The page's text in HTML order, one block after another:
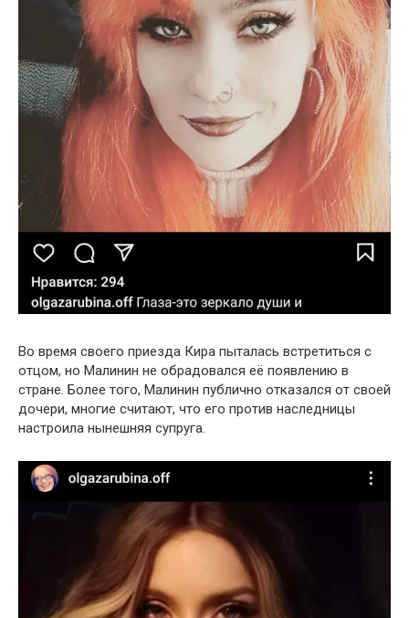
Во время своего приезда Кира пыталась встретиться с
отцом, но Малинин не обрадовался её появлению в
стране. Более того, Малинин публично отказался от своей
дочери, многие считают, что его против наследницы
настроила нынешняя супруга.